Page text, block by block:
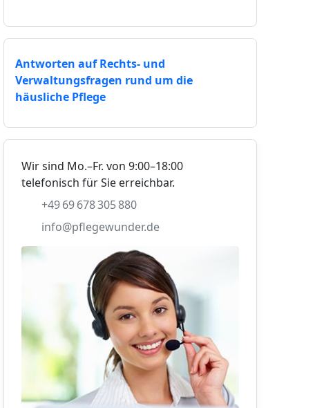
Antworten auf Rechts- und
Verwaltungsfragen rund um die
häusliche Pflege
Wir sind Mo.–Fr. von 9:00–18:00
telefonisch für Sie erreichbar.
+49 69 678 305 880
info@pflegewunder.de